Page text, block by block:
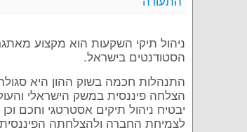
ניהול תיקי השקעות הוא מקצוע
הסטודנטים בישראל.
התנהלות חכמה בשוק ההון היא
הצלחה פיננסית במשק הישראלי
יבטיח ניהול תיקים אסטרטגי וחכם
לצמיחת החברה ולהצלחתה